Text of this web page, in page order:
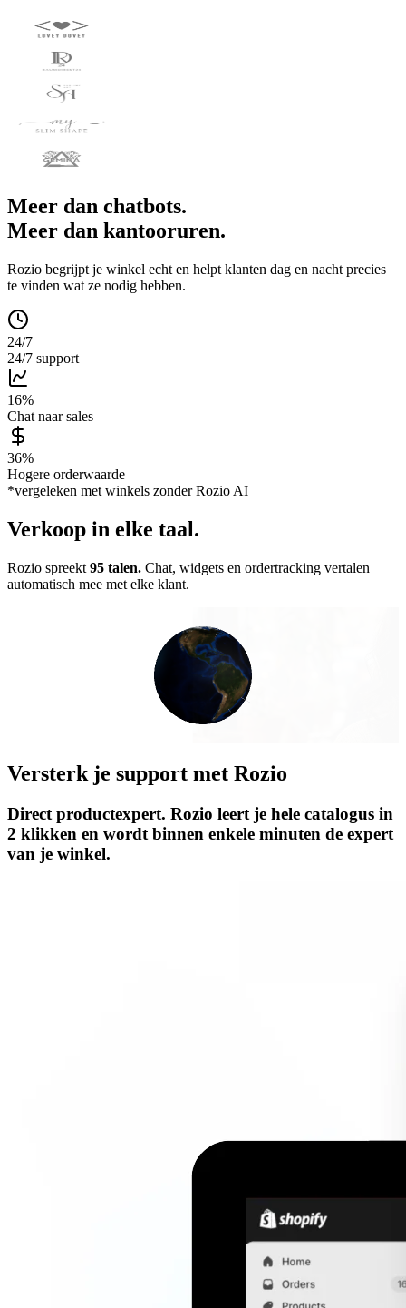
Meer dan chatbots.
Meer dan kantooruren.
Rozio begrijpt je winkel echt en helpt klanten dag en nacht precies
te vinden wat ze nodig hebben.
24/7
24/7 support
16%
Chat naar sales
36%
Hogere orderwaarde
*vergeleken met winkels zonder Rozio AI
Verkoop in elke taal.
Rozio spreekt 95 talen. Chat, widgets en ordertracking vertalen
automatisch mee met elke klant.
Versterk je support met Rozio
Direct productexpert. Rozio leert je hele catalogus in
2 klikken en wordt binnen enkele minuten de expert
van je winkel.